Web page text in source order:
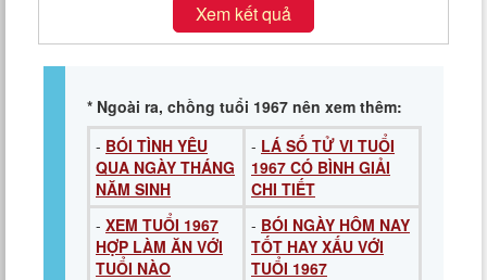
Xem kết quả
* Ngoài ra, chồng tuổi 1967 nên xem thêm:
- BÓI TÌNH YÊU
QUA NGÀY THÁNG
NĂM SINH
- LÁ SỐ TỬ VI TUỔI
1967 CÓ BÌNH GIẢI
CHI TIẾT
- XEM TUỔI 1967
HỢP LÀM ĂN VỚI
TUỔI NÀO
- BÓI NGÀY HÔM NAY
TỐT HAY XẤU VỚI
TUỔI 1967